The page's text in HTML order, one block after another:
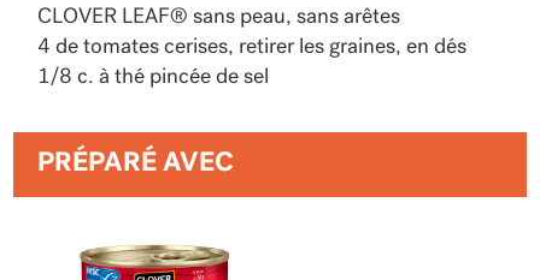
CLOVER LEAF® sans peau, sans arêtes
4 de tomates cerises, retirer les graines, en dés
1/8 c. à thé pincée de sel
PRÉPARÉ AVEC